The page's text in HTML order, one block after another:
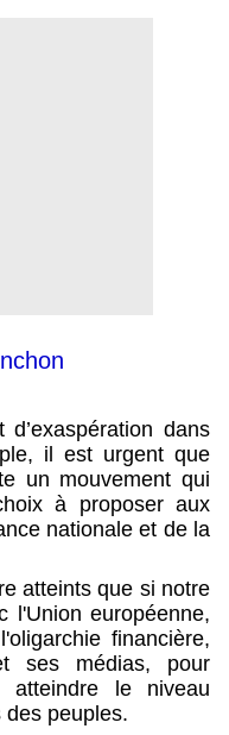
dans
il est urgent que
un mouvement qui
à proposer aux
nationale et de la
atteints que si notre
l'Union européenne,
financière,
ses médias, pour
le niveau
des peuples.